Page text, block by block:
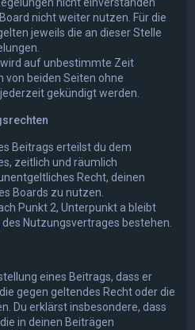
nicht einverstanden
nicht weiter nutzen. Für die
jeweils die an dieser Stelle
auf unbestimmte Zeit
von beiden Seiten ohne
gekündigt werden.
Beitrags erteilst du dem
zeitlich und räumlich
Recht, deinen
Boards zu nutzen.
Punkt 2, Unterpunkt a bleibt
des Nutzungsvertrages bestehen.
eines Beitrags, dass er
gegen geltendes Recht oder die
Du erklärst insbesondere, dass
in deinen Beiträgen